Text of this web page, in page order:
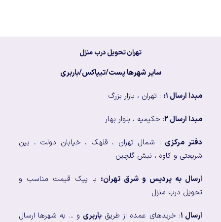
تهران تحویل درب منزل
سایر شهرها پست/تیپاکس/باربری
مبدا ارسال ۱: : تهران ، بازار بزرگ
مبدا ارسال ۲ : حکیمیه ، بلوار بهار
دفتر مرکزی : شمال تهران ، قلهک ، خیابان دولت ، بین
شریعتی و کاوه ، نبش گلچین
ارسال به پردیس و شرق تهران: با پیک قیمت مناسب و
تحویل درب منزل
ارسال ۱ : خریدهای عمده از طریقباربری و ... به شهرها ارسال